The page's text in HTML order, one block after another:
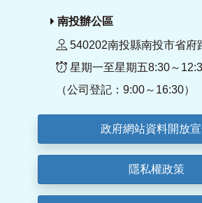
南投辦公區
540202南投縣南投市省府
星期一至星期五8:30～
（公司登記：9:00～16:30）
政府網站資料開放
隱私權政策